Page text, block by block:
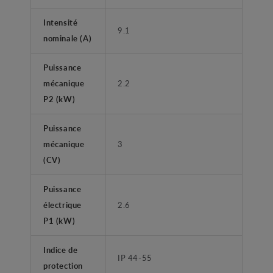
Intensité
nominale (A)
9.1
Puissance
mécanique
P2 (kW)
2.2
Puissance
mécanique
(CV)
3
Puissance
électrique
P1 (kW)
2.6
Indice de
protection
IP 44-55